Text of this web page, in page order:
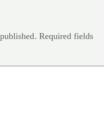
Required fields